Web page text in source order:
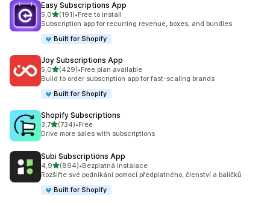
Easy Subscriptions App
5,0z 5 hvězd
(191)
Celkový počet recenzí: 191
•Free to install
Subscription app for recurring revenue, boxes, and bundles
Built for Shopify
Joy Subscriptions App
5,0z 5 hvězd
(429)
Celkový počet recenzí: 429
•Free plan available
Build to order subscription app for fast-scaling brands
Built for Shopify
Shopify Subscriptions
3,7z 5 hvězd
(734)
Celkový počet recenzí: 734
•Free
Drive more sales with subscriptions
Subi Subscriptions App
4,9z 5 hvězd
(894)
Celkový počet recenzí: 894
•Bezplatná instalace
Rozšiřte své podnikání pomocí předplatného, členství a balíčků
Built for Shopify